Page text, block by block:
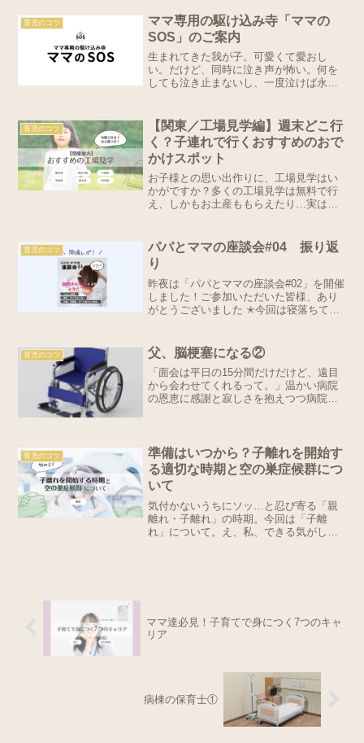
つまり聞こえてないのかもしれないけ
ど、同じ声量で「おやつ」と言...
育児のコツ
ママ専用の駆け込み寺「ママの
SOS」のご案内
生まれてきた我が子。可愛くて愛おし
い。だけど、同時に泣き声が怖い。何を
しても泣き止まないし、一度泣けば永遠
い。そう思ってしまうのは、あなたが悪
いわけじゃないんです。こうな...
育児のコツ
【関東／工場見学編】週末どこ行
く？子連れで行くおすすめのおで
かけスポット
お子様との思い出作りに、工場見学はい
かがですか？多くの工場見学は無料で行
え、しかもお土産ももらえたり…実は子
想像力を養うことができます。普段食べ
ているものがどういう風に...
育児のコツ
パパとママの座談会#04 振り返
り
昨夜は「パパとママの座談会#02」を開催
しました！ご参加いただいた皆様、あり
がとうございました ✭今回は寝落ちて参
にこの方々はみんな自分の足で考えて生
きてきたから、話が...
育児のコツ 父、脳梗塞になる②
「面会は平日の15分間だけだけど、遠目
から会わせてくれるって。」温かい病院
の恩恵に感謝と寂しさを抱えつつ病院に
「しばらくここでお待ちく...
育児のコツ
準備はいつから？子離れを開始す
る適切な時期と空の巣症候群につ
いて
気付かないうちにソッ…と忍び寄る「親
離れ・子離れ」の時期。今回は「子離
れ」について。え、私、できる気がしな
ママ達必見！子育てで身につく7つのキャ
リア
病棟の保育士①